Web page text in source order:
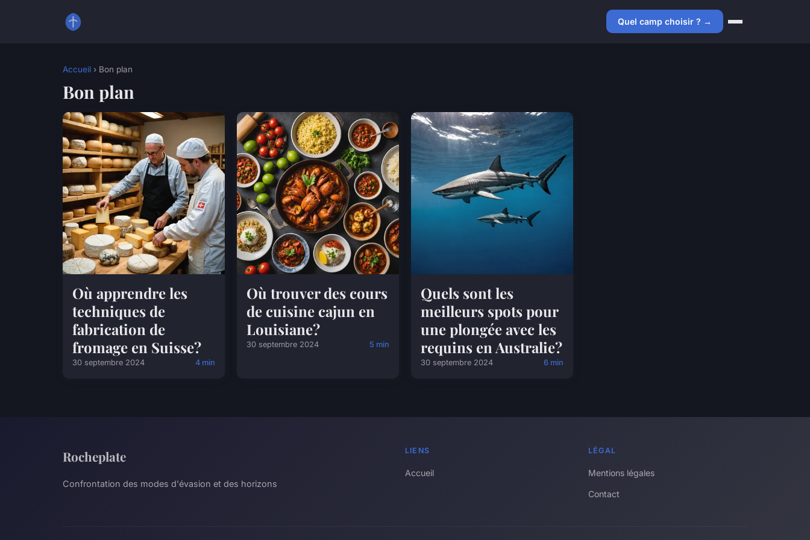
Quel camp choisir ? →
Accueil › Bon plan
Bon plan
Où apprendre les
techniques de
fabrication de
fromage en Suisse?
30 septembre 2024 4 min
Où trouver des cours
de cuisine cajun en
Louisiane?
30 septembre 2024 5 min
Quels sont les
meilleurs spots pour
une plongée avec les
requins en Australie?
30 septembre 2024 6 min
Rocheplate
Confrontation des modes d'évasion et des horizons
LIENS
Accueil
LÉGAL
Mentions légales
Contact